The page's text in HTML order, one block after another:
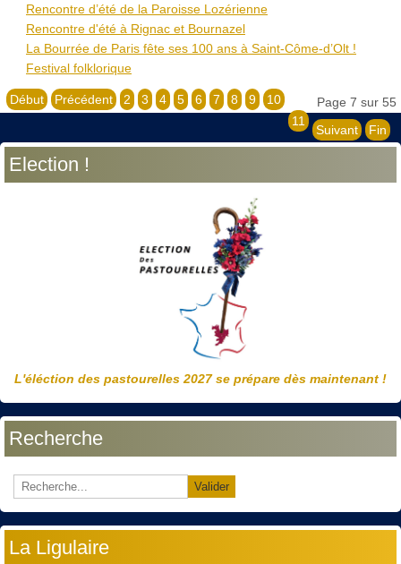
Rencontre d’été de la Paroisse Lozérienne
Rencontre d'été à Rignac et Bournazel
La Bourrée de Paris fête ses 100 ans à Saint-Côme-d’Olt !
Festival folklorique
Page 7 sur 55
Début Précédent 2 3 4 5 6 7 8 9
10
11
Suivant Fin
Election !
L'éléction des pastourelles 2027 se prépare dès maintenant !
Recherche
Valider
La Ligulaire